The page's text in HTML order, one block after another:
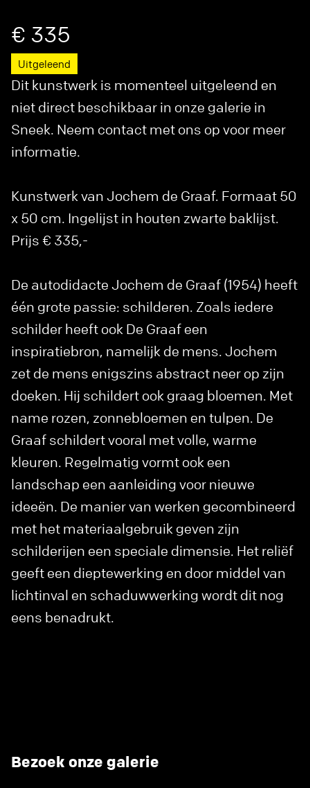
€ 335
Uitgeleend
Dit kunstwerk is momenteel uitgeleend en
niet direct beschikbaar in onze galerie in
Sneek. Neem contact met ons op voor meer
informatie.
Kunstwerk van Jochem de Graaf. Formaat 50
x 50 cm. Ingelijst in houten zwarte baklijst.
Prijs € 335,-
De autodidacte Jochem de Graaf (1954) heeft
één grote passie: schilderen. Zoals iedere
schilder heeft ook De Graaf een
inspiratiebron, namelijk de mens. Jochem
zet de mens enigszins abstract neer op zijn
doeken. Hij schildert ook graag bloemen. Met
name rozen, zonnebloemen en tulpen. De
Graaf schildert vooral met volle, warme
kleuren. Regelmatig vormt ook een
landschap een aanleiding voor nieuwe
ideeën. De manier van werken gecombineerd
met het materiaalgebruik geven zijn
schilderijen een speciale dimensie. Het reliëf
geeft een dieptewerking en door middel van
lichtinval en schaduwwerking wordt dit nog
eens benadrukt.
Bezoek onze galerie